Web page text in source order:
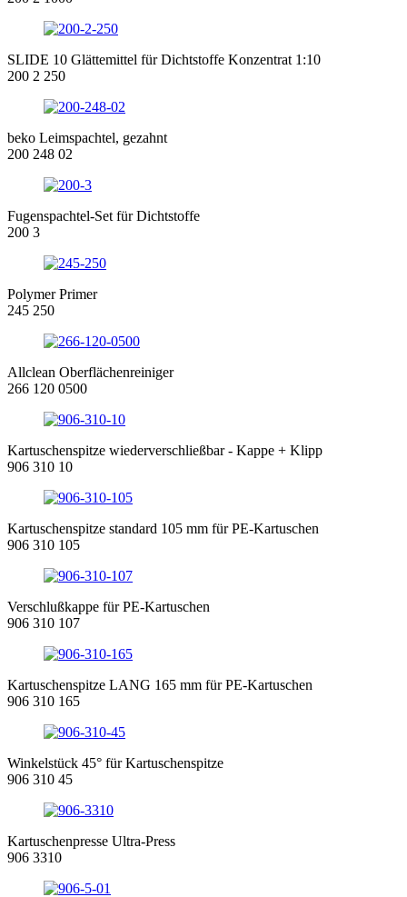
SLIDE 10 Glättemittel für Dichtstoffe Konzentrat 1:10
200 2 250
beko Leimspachtel, gezahnt
200 248 02
Fugenspachtel-Set für Dichtstoffe
200 3
Polymer Primer
245 250
Allclean Oberflächenreiniger
266 120 0500
Kartuschenspitze wiederverschließbar - Kappe + Klipp
906 310 10
Kartuschenspitze standard 105 mm für PE-Kartuschen
906 310 105
Verschlußkappe für PE-Kartuschen
906 310 107
Kartuschenspitze LANG 165 mm für PE-Kartuschen
906 310 165
Winkelstück 45° für Kartuschenspitze
906 310 45
Kartuschenpresse Ultra-Press
906 3310